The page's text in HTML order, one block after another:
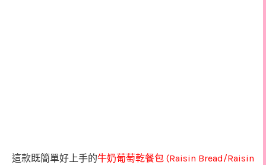
這款既簡單好上手的牛奶葡萄乾餐包 (Raisin Bread/Raisin